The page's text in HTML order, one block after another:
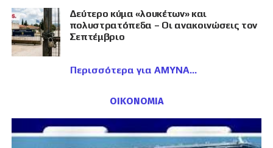
Δεύτερο κύμα «λουκέτων» και
πολυστρατόπεδα – Οι ανακοινώσεις τον
Σεπτέμβριο
Περισσότερα για ΑΜΥΝΑ
ΟΙΚΟΝΟΜΙΑ